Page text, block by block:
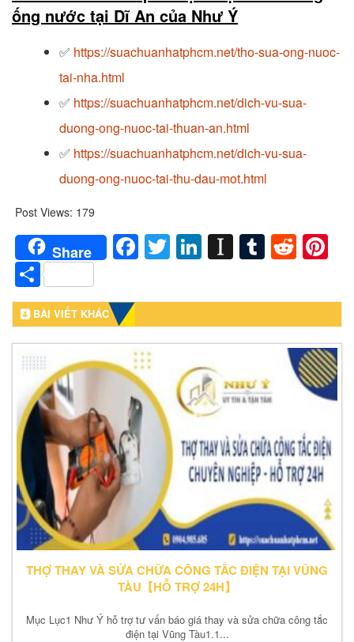
ống nước tại Dĩ An của Như Ý
✅ https://suachuanhatphcm.net/tho-sua-ong-nuoc-
tai-nha.html
✅ https://suachuanhatphcm.net/dich-vu-sua-
duong-ong-nuoc-tai-thuan-an.html
✅ https://suachuanhatphcm.net/dich-vu-sua-
duong-ong-nuoc-tai-thu-dau-mot.html
Post Views: 179
Share Facebook
Twitter
LinkedIn
Instapaper
Tumblr
Share
BÀI VIẾT KHÁC
THỢ THAY VÀ SỬA CHỮA CÔNG TẮC ĐIỆN TẠI VŨNG
TÀU【HỖ TRỢ 24H】
Mục Lục1 Như Ý hỗ trợ tư vấn báo giá thay và sửa chữa công tắc
điện tại Vũng Tàu1.1...